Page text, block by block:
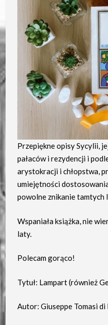
Przepiękne opisy Sycylii,
pałaców i rezydencji i
arystokracji i chłopstwa,
umiejętności
powolne znikanie tamtych
Wspaniała książka, nie
laty.
Polecam gorąco!
Tytuł: Lampart (również
Autor: Giuseppe Tomasi di